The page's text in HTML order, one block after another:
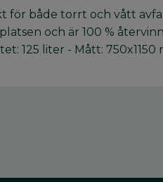
för både torrt och vått
och är 100 %
125 liter - Mått: